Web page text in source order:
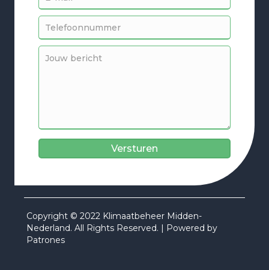
Versturen
Copyright © 2022 Klimaatbeheer Midden-
Nederland. All Rights Reserved. | Powered by
Patrones